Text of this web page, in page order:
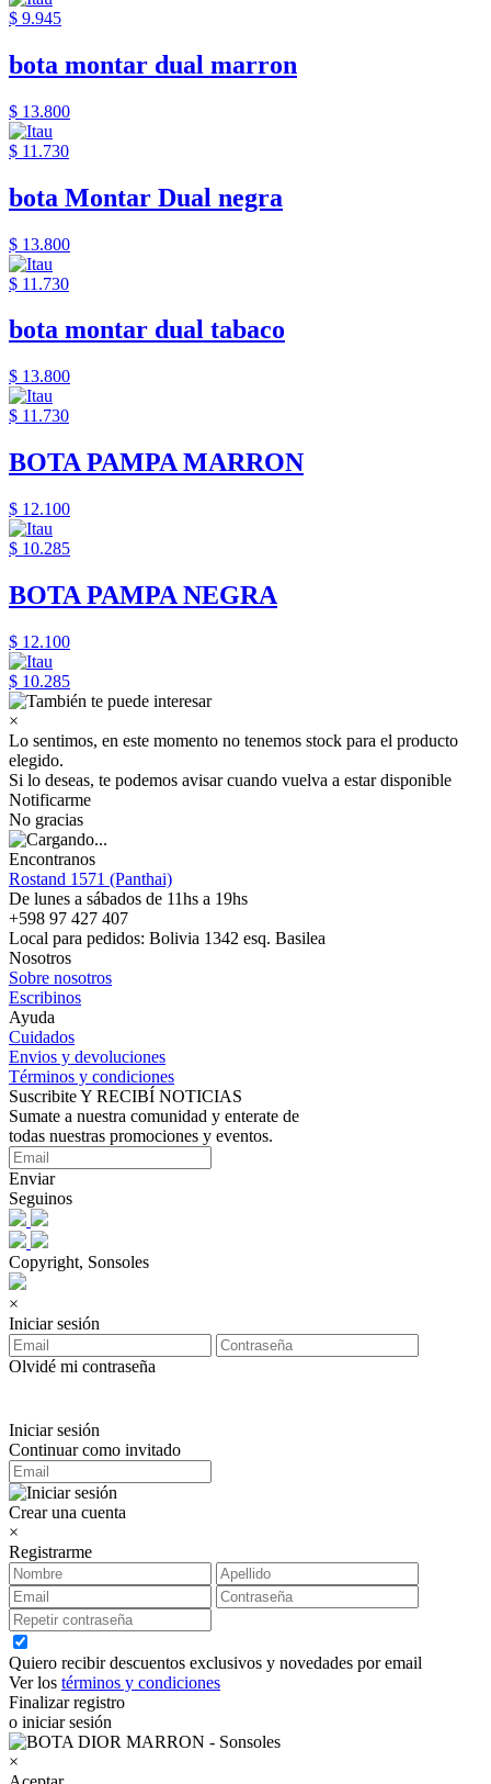
$ 9.945
bota montar dual marron
$ 13.800
$ 11.730
bota Montar Dual negra
$ 13.800
$ 11.730
bota montar dual tabaco
$ 13.800
$ 11.730
BOTA PAMPA MARRON
$ 12.100
$ 10.285
BOTA PAMPA NEGRA
$ 12.100
$ 10.285
×
Lo sentimos, en este momento no tenemos stock para el producto
elegido.
Si lo deseas, te podemos avisar cuando vuelva a estar disponible
Notificarme
No gracias
Encontranos
Rostand 1571 (Panthai)
De lunes a sábados de 11hs a 19hs
+598 97 427 407
Local para pedidos: Bolivia 1342 esq. Basilea
Nosotros
Sobre nosotros
Escribinos
Ayuda
Cuidados
Envios y devoluciones
Términos y condiciones
Suscribite Y RECIBÍ NOTICIAS
Sumate a nuestra comunidad y enterate de
todas nuestras promociones y eventos.
Enviar
Seguinos
Copyright, Sonsoles
×
Iniciar sesión
Olvidé mi contraseña
Iniciar sesión
Continuar como invitado
Crear una cuenta
×
Registrarme
Quiero recibir descuentos exclusivos y novedades por email
Ver los términos y condiciones
Finalizar registro
o iniciar sesión
×